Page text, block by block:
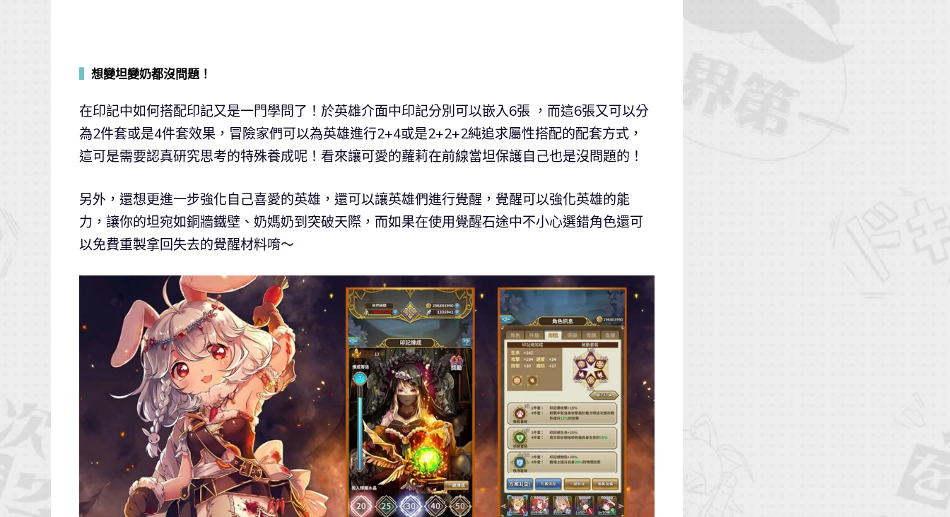
想變坦變奶都沒問題！
在印記中如何搭配印記又是一門學問了！於英雄介面中印記分別可以嵌入6張 ，而這6張又可以分
為2件套或是4件套效果，冒險家們可以為英雄進行2+4或是2+2+2純追求屬性搭配的配套方式，
這可是需要認真研究思考的特殊養成呢！看來讓可愛的蘿莉在前線當坦保護自己也是沒問題的！
另外，還想更進一步強化自己喜愛的英雄，還可以讓英雄們進行覺醒，覺醒可以強化英雄的能
力，讓你的坦宛如銅牆鐵壁、奶媽奶到突破天際，而如果在使用覺醒石途中不小心選錯角色還可
以免費重製拿回失去的覺醒材料唷～